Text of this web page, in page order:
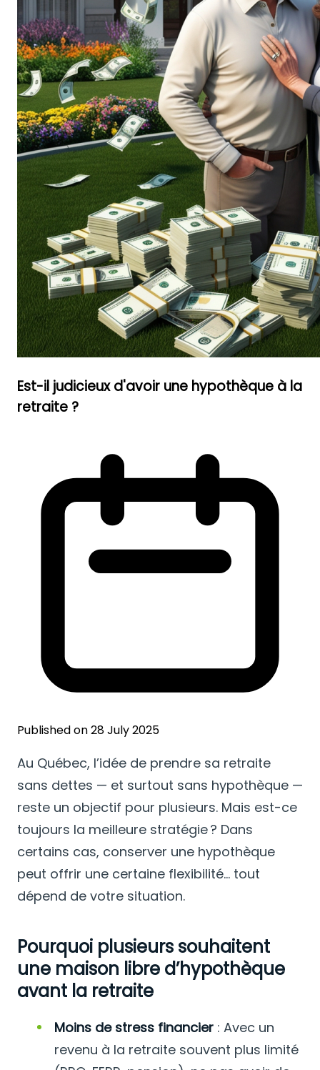
Est-il judicieux d'avoir une hypothèque à la
retraite ?
Published on 28 July 2025
Au Québec, l’idée de prendre sa retraite
sans dettes — et surtout sans hypothèque —
reste un objectif pour plusieurs. Mais est-ce
toujours la meilleure stratégie ? Dans
certains cas, conserver une hypothèque
peut offrir une certaine flexibilité… tout
dépend de votre situation.
Pourquoi plusieurs souhaitent
une maison libre d’hypothèque
avant la retraite
Moins de stress financier : Avec un
revenu à la retraite souvent plus limité